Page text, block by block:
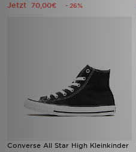
Jetzt 70,00€ - 26%
Converse All Star High Kleinkinder